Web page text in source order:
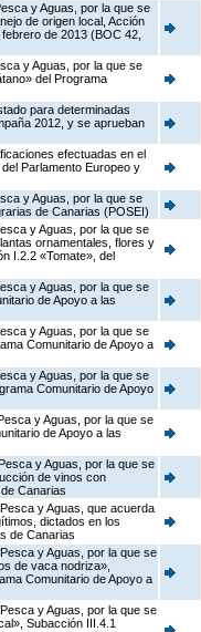
y Aguas, por la que se
de origen local, Acción
de 2013 (BOC 42,
y Aguas, por la que se
del Programa
para determinadas
2012, y se aprueban
efectuadas en el
Parlamento Europeo y
y Aguas, por la que se
de Canarias (POSEI)
y Aguas, por la que se
ornamentales, flores y
I.2.2 «Tomate», del
y Aguas, por la que se
de Apoyo a las
y Aguas, por la que se
Comunitario de Apoyo a
y Aguas, por la que se
Comunitario de Apoyo
y Aguas, por la que se
de Apoyo a las
y Aguas, por la que se
de vinos con
Canarias
y Aguas, que acuerda
dictados en los
de Canarias
y Aguas, por la que se
de vaca nodriza»,
Comunitario de Apoyo a
y Aguas, por la que se
Subacción III.4.1